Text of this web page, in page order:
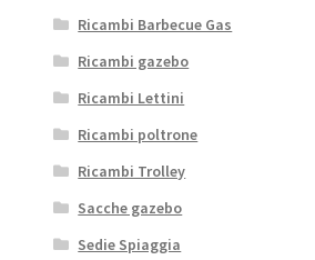
Ricambi Barbecue Gas
Ricambi gazebo
Ricambi Lettini
Ricambi poltrone
Ricambi Trolley
Sacche gazebo
Sedie Spiaggia